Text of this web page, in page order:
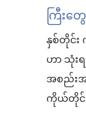
ကြီး
နှစ်တိုင်
ဟာ သုံး
အစည်း
ကိုယ်တိုင်